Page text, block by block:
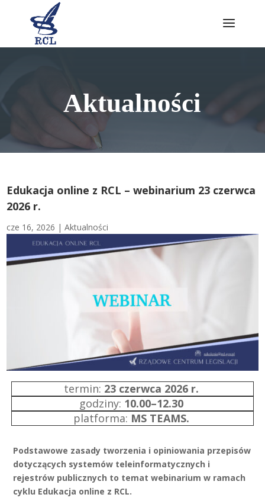
content
Aktualności
Edukacja online z RCL – webinarium 23 czerwca
2026 r.
cze 16, 2026 |Aktualności
termin: 23 czerwca 2026 r.
godziny: 10.00–12.30
platforma: MS TEAMS.
Podstawowe zasady tworzenia i opiniowania przepisów
dotyczących systemów teleinformatycznych i
rejestrów publicznych to temat webinarium w ramach
cyklu Edukacja online z RCL.